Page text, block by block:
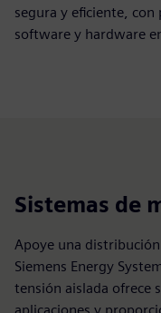
segura y eficiente,
software y hardware
Sistemas de
Apoye una
Siemens Energy
tensión aislada ofrece